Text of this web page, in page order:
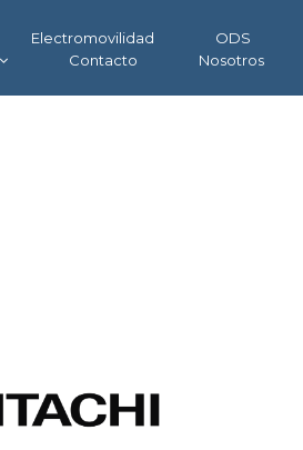
Electromovilidad
ODS
Contacto
Nosotros